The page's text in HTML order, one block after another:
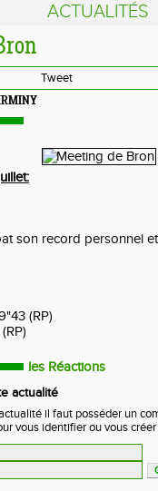
ACTUALITÉS
Tweet
son record personnel
(RP)
les Réactions
actualité
il faut posséder un
vous identifier ou vous